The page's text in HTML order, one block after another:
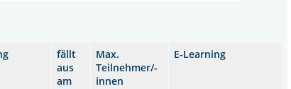
fällt
aus
am
Max.
Teilnehmer/-
innen
E-Learning